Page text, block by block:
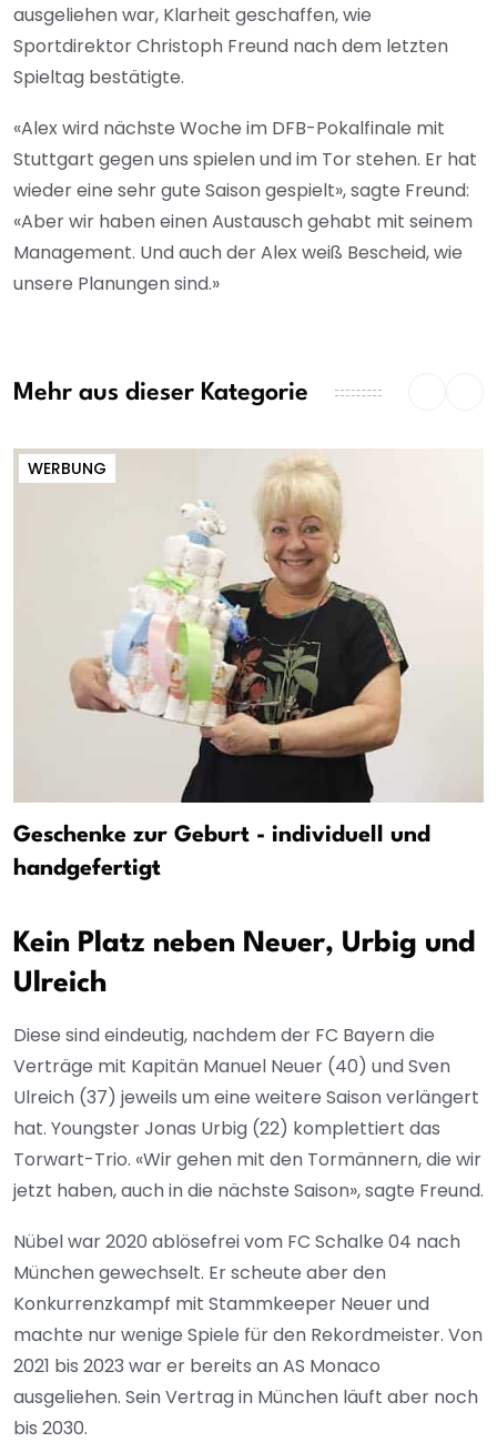
ausgeliehen war, Klarheit geschaffen, wie
Sportdirektor Christoph Freund nach dem letzten
Spieltag bestätigte.
«Alex wird nächste Woche im DFB-Pokalfinale mit
Stuttgart gegen uns spielen und im Tor stehen. Er hat
wieder eine sehr gute Saison gespielt», sagte Freund:
«Aber wir haben einen Austausch gehabt mit seinem
Management. Und auch der Alex weiß Bescheid, wie
unsere Planungen sind.»
Mehr aus dieser Kategorie
WERBUNG
Geschenke zur Geburt - individuell und
handgefertigt
Kein Platz neben Neuer, Urbig und
Ulreich
Diese sind eindeutig, nachdem der FC Bayern die
Verträge mit Kapitän Manuel Neuer (40) und Sven
Ulreich (37) jeweils um eine weitere Saison verlängert
hat. Youngster Jonas Urbig (22) komplettiert das
Torwart-Trio. «Wir gehen mit den Tormännern, die wir
jetzt haben, auch in die nächste Saison», sagte Freund.
Nübel war 2020 ablösefrei vom FC Schalke 04 nach
München gewechselt. Er scheute aber den
Konkurrenzkampf mit Stammkeeper Neuer und
machte nur wenige Spiele für den Rekordmeister. Von
2021 bis 2023 war er bereits an AS Monaco
ausgeliehen. Sein Vertrag in München läuft aber noch
bis 2030.